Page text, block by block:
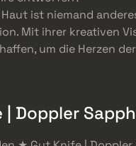
ist niemand
Mit ihrer kreativen
um die Herzen der
Doppler